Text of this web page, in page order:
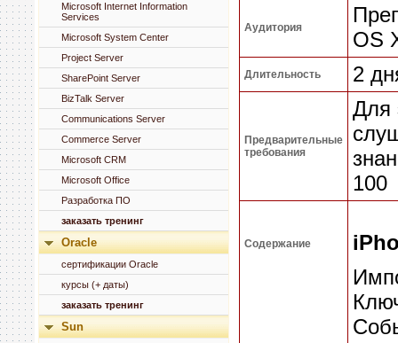
Microsoft Internet Information
Services
Microsoft System Center
Project Server
SharePoint Server
BizTalk Server
Communications Server
Commerce Server
Microsoft CRM
Microsoft Office
Разработка ПО
заказать тренинг
Oracle
сертификации Oracle
курсы (+ даты)
заказать тренинг
Sun
Аудитория
OS
Длительность 2
Предварительные
требования
Для
100
Содержание